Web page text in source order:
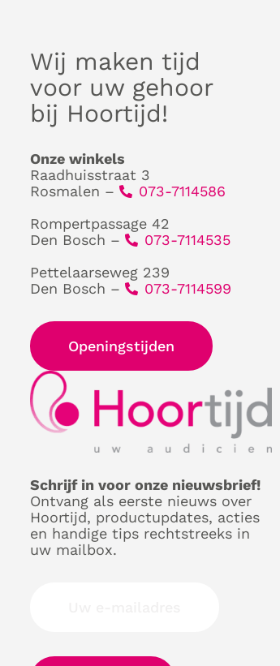
Wij maken tijd
voor uw gehoor
bij Hoortijd!
Onze winkels
Raadhuisstraat 3
Rosmalen –
073-7114586
Rompertpassage 42
Den Bosch –
073-7114535
Pettelaarseweg 239
Den Bosch –
073-7114599
Openingstijden
Schrijf in voor onze nieuwsbrief!
Ontvang als eerste nieuws over
Hoortijd, productupdates, acties
en handige tips rechtstreeks in
uw mailbox.